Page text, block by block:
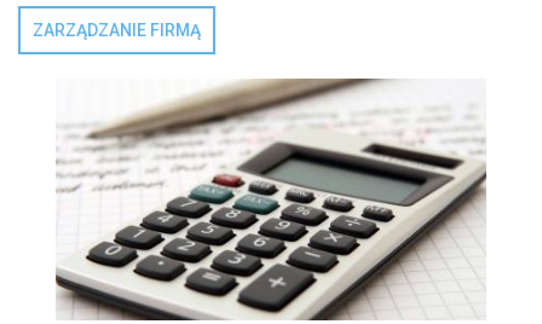
ZARZĄDZANIE FIRMĄ